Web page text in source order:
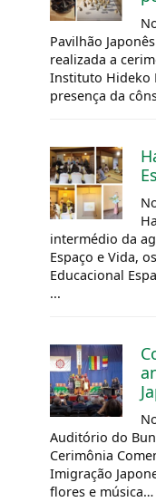
Pavilhão
realizada a
Instituto Hideko
presença da
intermédio da
Espaço e Vida,
Educacional
...
Auditório do
Cerimônia
Imigração
flores e música…